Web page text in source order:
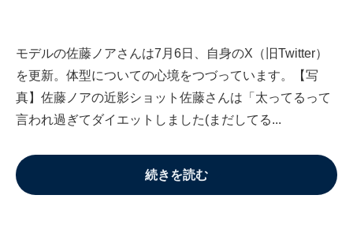
モデルの佐藤ノアさんは7月6日、自身のX（旧Twitter）
を更新。体型についての心境をつづっています。【写
真】佐藤ノアの近影ショット佐藤さんは「太ってるって
言われ過ぎてダイエットしました(まだしてる...
続きを読む